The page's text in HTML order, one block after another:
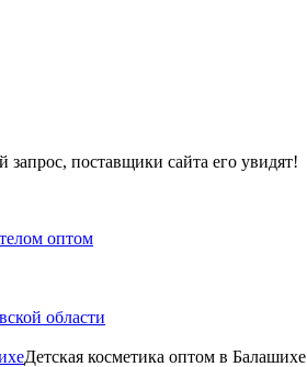
запрос, поставщики сайта его увидят!
оптом
области
Детская косметика оптом в Балашихе